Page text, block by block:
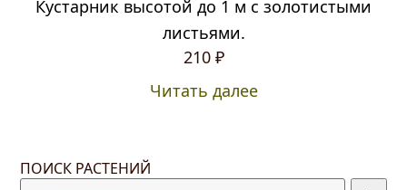
Кустарник высотой до 1 м с золотистыми
листьями.
210 ₽
Читать далее
ПОИСК РАСТЕНИЙ